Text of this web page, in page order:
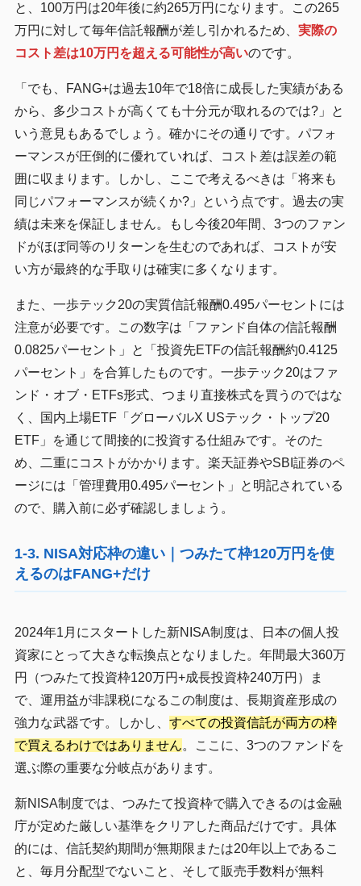
と、100万円は20年後に約265万円になります。この265
万円に対して毎年信託報酬が差し引かれるため、 実際の
コスト差は10万円を超える可能性が高いのです。
「でも、FANG+は過去10年で18倍に成長した実績がある
から、多少コストが高くても十分元が取れるのでは?」と
いう意見もあるでしょう。確かにその通りです。パフォ
ーマンスが圧倒的に優れていれば、コスト差は誤差の範
囲に収まります。しかし、ここで考えるべきは「将来も
同じパフォーマンスが続くか?」という点です。過去の実
績は未来を保証しません。もし今後20年間、3つのファン
ドがほぼ同等のリターンを生むのであれば、コストが安
い方が最終的な手取りは確実に多くなります。
また、一歩テック20の実質信託報酬0.495パーセントには
注意が必要です。この数字は「ファンド自体の信託報酬
0.0825パーセント」と「投資先ETFの信託報酬約0.4125
パーセント」を合算したものです。一歩テック20はファ
ンド・オブ・ETFs形式、つまり直接株式を買うのではな
く、国内上場ETF「グローバルX USテック・トップ20
ETF」を通じて間接的に投資する仕組みです。そのた
め、二重にコストがかかります。楽天証券やSBI証券のペ
ージには「管理費用0.495パーセント」と明記されている
ので、購入前に必ず確認しましょう。
1-3. NISA対応枠の違い｜つみたて枠120万円を使
えるのはFANG+だけ
2024年1月にスタートした新NISA制度は、日本の個人投
資家にとって大きな転換点となりました。年間最大360万
円（つみたて投資枠120万円+成長投資枠240万円）ま
で、運用益が非課税になるこの制度は、長期資産形成の
強力な武器です。しかし、 すべての投資信託が両方の枠
で買えるわけではありません。ここに、3つのファンドを
選ぶ際の重要な分岐点があります。
新NISA制度では、つみたて投資枠で購入できるのは金融
庁が定めた厳しい基準をクリアした商品だけです。具体
的には、信託契約期間が無期限または20年以上であるこ
と、毎月分配型でないこと、そして販売手数料が無料